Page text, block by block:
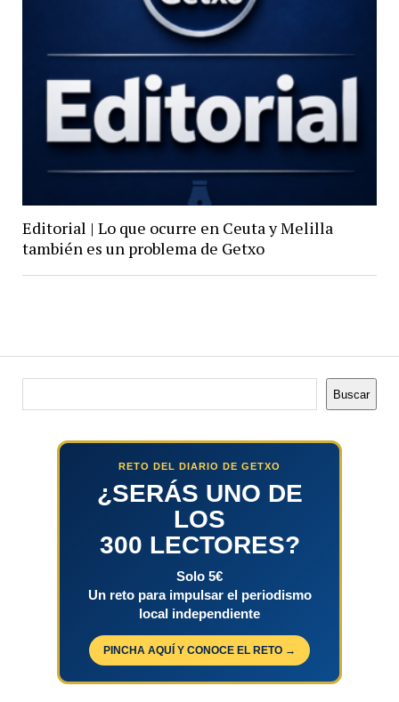
Editorial | Lo que ocurre en Ceuta y Melilla
también es un problema de Getxo
Buscar
RETO DEL DIARIO DE GETXO
¿SERÁS UNO DE
LOS
300 LECTORES?
Solo 5€
Un reto para impulsar el periodismo
local independiente
PINCHA AQUÍ Y CONOCE EL RETO →